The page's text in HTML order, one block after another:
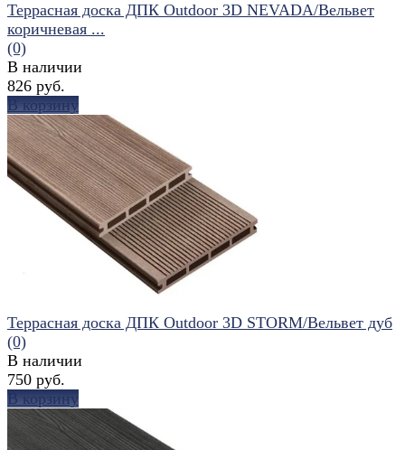
избранное сравнить
Террасная доска ДПК Outdoor 3D NEVADA/Вельвет
коричневая ...
(0)
В наличии
826 руб.
В корзину
Террасная доска ДПК Outdoor 3D STORM/Вельвет дуб
(0)
В наличии
750 руб.
В корзину